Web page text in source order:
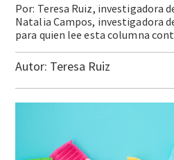
Por: Teresa Ruiz, investigadora
Natalia Campos, investigadora
Autor: Teresa Ruiz